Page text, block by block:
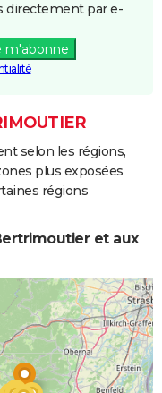
directement par e-
m'abonne
selon les régions,
plus exposées
régions
et aux